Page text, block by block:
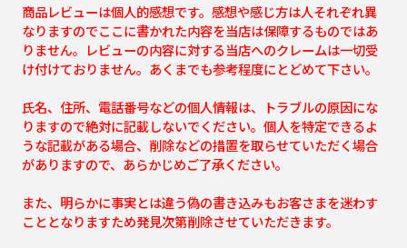
商品レビューは個人的感想です。感想や感じ方は人それぞれ異
なりますのでここに書かれた内容を当店は保障するものではあ
りません。レビューの内容に対する当店へのクレームは一切受
け付けておりません。あくまでも参考程度にとどめて下さい。
氏名、住所、電話番号などの個人情報は、トラブルの原因にな
りますので絶対に記載しないでください。個人を特定できるよ
うな記載がある場合、削除などの措置を取らせていただく場合
がありますので、あらかじめご了承ください。
また、明らかに事実とは違う偽の書き込みもお客さまを迷わす
こととなりますため発見次第削除させていただきます。